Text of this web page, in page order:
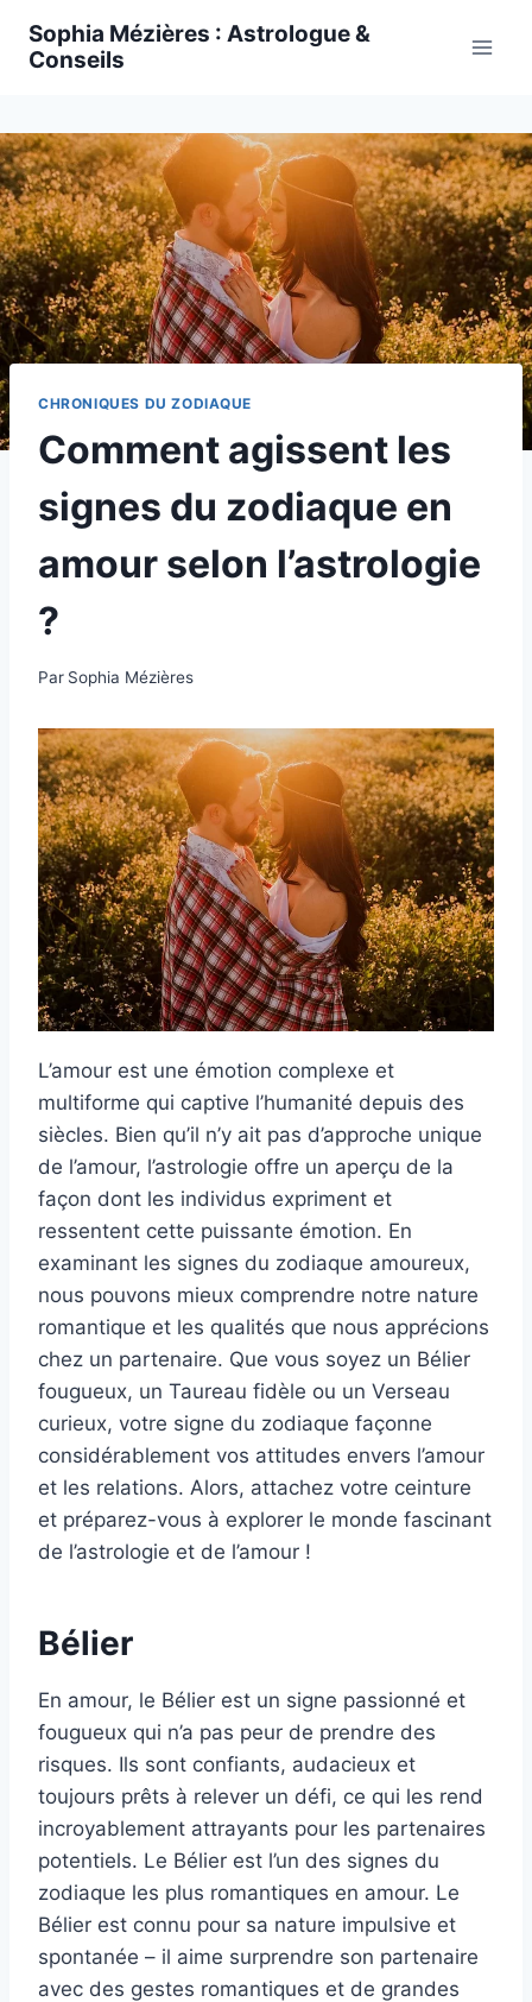
Sophia Mézières : Astrologue &
Conseils
CHRONIQUES DU ZODIAQUE
Comment agissent les
signes du zodiaque en
amour selon l’astrologie
?
Par Sophia Mézières
L’amour est une émotion complexe et
multiforme qui captive l’humanité depuis des
siècles. Bien qu’il n’y ait pas d’approche unique
de l’amour, l’astrologie offre un aperçu de la
façon dont les individus expriment et
ressentent cette puissante émotion. En
examinant les signes du zodiaque amoureux,
nous pouvons mieux comprendre notre nature
romantique et les qualités que nous apprécions
chez un partenaire. Que vous soyez un Bélier
fougueux, un Taureau fidèle ou un Verseau
curieux, votre signe du zodiaque façonne
considérablement vos attitudes envers l’amour
et les relations. Alors, attachez votre ceinture
et préparez-vous à explorer le monde fascinant
de l’astrologie et de l’amour !
Bélier
En amour, le Bélier est un signe passionné et
fougueux qui n’a pas peur de prendre des
risques. Ils sont confiants, audacieux et
toujours prêts à relever un défi, ce qui les rend
incroyablement attrayants pour les partenaires
potentiels. Le Bélier est l’un des signes du
zodiaque les plus romantiques en amour. Le
Bélier est connu pour sa nature impulsive et
spontanée – il aime surprendre son partenaire
avec des gestes romantiques et de grandes